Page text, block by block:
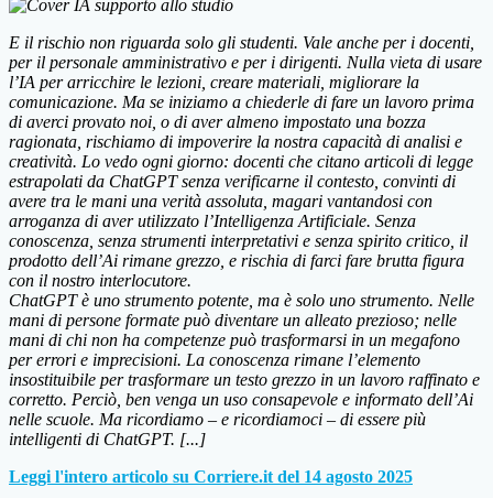
E il rischio non riguarda solo gli studenti. Vale anche per i docenti,
per il personale amministrativo e per i dirigenti. Nulla vieta di usare
l’IA per arricchire le lezioni, creare materiali, migliorare la
comunicazione. Ma se iniziamo a chiederle di fare un lavoro prima
di averci provato noi, o di aver almeno impostato una bozza
ragionata, rischiamo di impoverire la nostra capacità di analisi e
creatività. Lo vedo ogni giorno: docenti che citano articoli di legge
estrapolati da ChatGPT senza verificarne il contesto, convinti di
avere tra le mani una verità assoluta, magari vantandosi con
arroganza di aver utilizzato l’Intelligenza Artificiale. Senza
conoscenza, senza strumenti interpretativi e senza spirito critico, il
prodotto dell’Ai rimane grezzo, e rischia di farci fare brutta figura
con il nostro interlocutore.
ChatGPT è uno strumento potente, ma è solo uno strumento. Nelle
mani di persone formate può diventare un alleato prezioso; nelle
mani di chi non ha competenze può trasformarsi in un megafono
per errori e imprecisioni. La conoscenza rimane l’elemento
insostituibile per trasformare un testo grezzo in un lavoro raffinato e
corretto. Perciò, ben venga un uso consapevole e informato dell’Ai
nelle scuole. Ma ricordiamo – e ricordiamoci – di essere più
intelligenti di ChatGPT. [...]
Leggi l'intero articolo su Corriere.it del 14 agosto 2025